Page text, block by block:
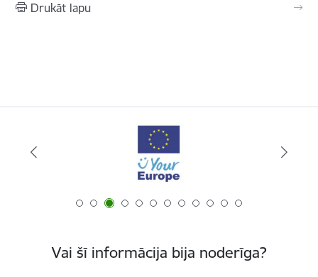
Drukāt lapu
Vai šī informācija bija noderīga?